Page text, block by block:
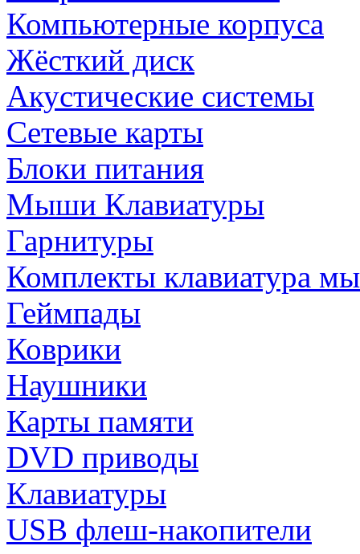
Компьютерные корпуса
Жёсткий диск
Акустические системы
Сетевые карты
Блоки питания
Мыши Клавиатуры
Гарнитуры
Комплекты клавиатура
Геймпады
Коврики
Наушники
Карты памяти
DVD приводы
Клавиатуры
USB флеш-накопители